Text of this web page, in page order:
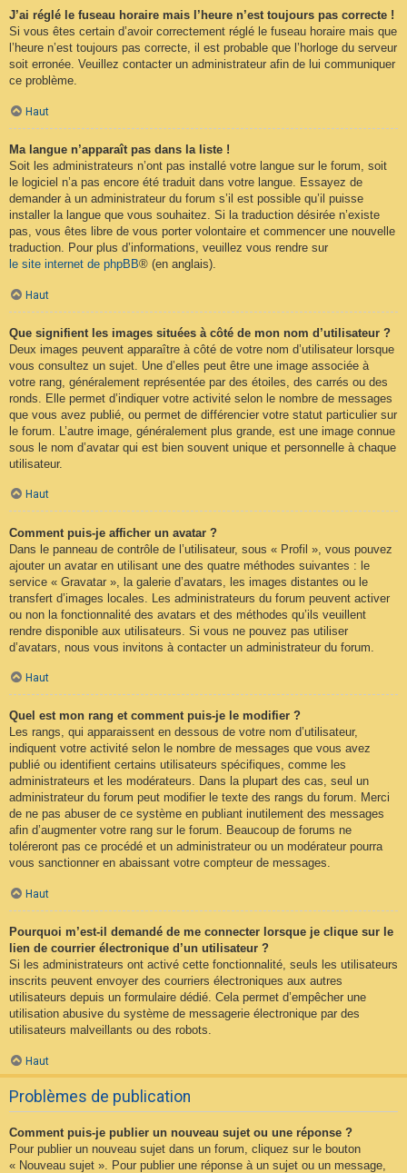
J’ai réglé le fuseau horaire mais l’heure n’est toujours pas correcte !
Si vous êtes certain d’avoir correctement réglé le fuseau horaire mais que
l’heure n’est toujours pas correcte, il est probable que l’horloge du serveur
soit erronée. Veuillez contacter un administrateur afin de lui communiquer
ce problème.
Haut
Ma langue n’apparaît pas dans la liste !
Soit les administrateurs n’ont pas installé votre langue sur le forum, soit
le logiciel n’a pas encore été traduit dans votre langue. Essayez de
demander à un administrateur du forum s’il est possible qu’il puisse
installer la langue que vous souhaitez. Si la traduction désirée n’existe
pas, vous êtes libre de vous porter volontaire et commencer une nouvelle
traduction. Pour plus d’informations, veuillez vous rendre sur
le site internet de phpBB® (en anglais).
Haut
Que signifient les images situées à côté de mon nom d’utilisateur ?
Deux images peuvent apparaître à côté de votre nom d’utilisateur lorsque
vous consultez un sujet. Une d’elles peut être une image associée à
votre rang, généralement représentée par des étoiles, des carrés ou des
ronds. Elle permet d’indiquer votre activité selon le nombre de messages
que vous avez publié, ou permet de différencier votre statut particulier sur
le forum. L’autre image, généralement plus grande, est une image connue
sous le nom d’avatar qui est bien souvent unique et personnelle à chaque
utilisateur.
Haut
Comment puis-je afficher un avatar ?
Dans le panneau de contrôle de l’utilisateur, sous « Profil », vous pouvez
ajouter un avatar en utilisant une des quatre méthodes suivantes : le
service « Gravatar », la galerie d’avatars, les images distantes ou le
transfert d’images locales. Les administrateurs du forum peuvent activer
ou non la fonctionnalité des avatars et des méthodes qu’ils veuillent
rendre disponible aux utilisateurs. Si vous ne pouvez pas utiliser
d’avatars, nous vous invitons à contacter un administrateur du forum.
Haut
Quel est mon rang et comment puis-je le modifier ?
Les rangs, qui apparaissent en dessous de votre nom d’utilisateur,
indiquent votre activité selon le nombre de messages que vous avez
publié ou identifient certains utilisateurs spécifiques, comme les
administrateurs et les modérateurs. Dans la plupart des cas, seul un
administrateur du forum peut modifier le texte des rangs du forum. Merci
de ne pas abuser de ce système en publiant inutilement des messages
afin d’augmenter votre rang sur le forum. Beaucoup de forums ne
toléreront pas ce procédé et un administrateur ou un modérateur pourra
vous sanctionner en abaissant votre compteur de messages.
Haut
Pourquoi m’est-il demandé de me connecter lorsque je clique sur le
lien de courrier électronique d’un utilisateur ?
Si les administrateurs ont activé cette fonctionnalité, seuls les utilisateurs
inscrits peuvent envoyer des courriers électroniques aux autres
utilisateurs depuis un formulaire dédié. Cela permet d’empêcher une
utilisation abusive du système de messagerie électronique par des
utilisateurs malveillants ou des robots.
Haut
Problèmes de publication
Comment puis-je publier un nouveau sujet ou une réponse ?
Pour publier un nouveau sujet dans un forum, cliquez sur le bouton
« Nouveau sujet ». Pour publier une réponse à un sujet ou un message,